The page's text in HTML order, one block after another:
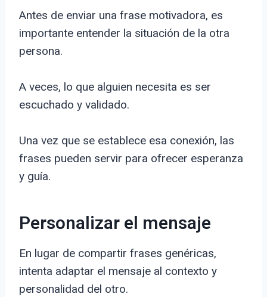
Antes de enviar una frase motivadora, es
importante entender la situación de la otra
persona.
A veces, lo que alguien necesita es ser
escuchado y validado.
Una vez que se establece esa conexión, las
frases pueden servir para ofrecer esperanza
y guía.
Personalizar el mensaje
En lugar de compartir frases genéricas,
intenta adaptar el mensaje al contexto y
personalidad del otro.